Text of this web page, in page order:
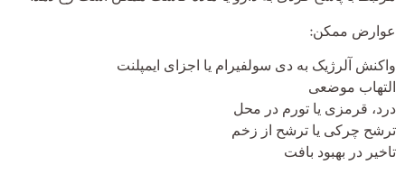
عوارض ممکن:
واکنش آلرژیک به دی سولفیرام یا اجزای ایمپلنت
التهاب موضعی
درد، قرمزی یا تورم در محل
ترشح چرکی یا ترشح از زخم
تاخیر در بهبود بافت